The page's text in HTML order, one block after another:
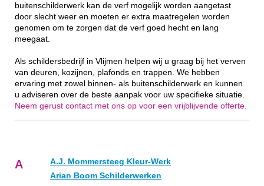
buitenschilderwerk kan de verf mogelijk worden aangetast
door slecht weer en moeten er extra maatregelen worden
genomen om te zorgen dat de verf goed hecht en lang
meegaat.
Als schildersbedrijf in Vlijmen helpen wij u graag bij het verven
van deuren, kozijnen, plafonds en trappen. We hebben
ervaring met zowel binnen- als buitenschilderwerk en kunnen
u adviseren over de beste aanpak voor uw specifieke situatie.
Neem gerust contact met ons op voor een vrijblijvende offerte.
A
A.J. Mommersteeg Kleur-Werk
Arian Boom Schilderwerken